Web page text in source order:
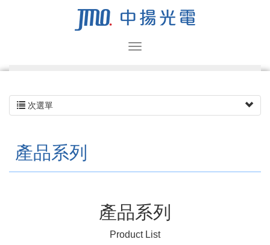
次選單
產品系列
產品系列
Product List